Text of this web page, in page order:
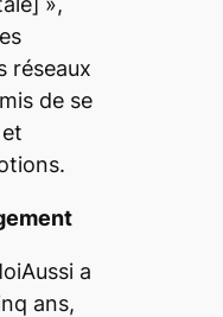
réseaux
de se
a
ans,